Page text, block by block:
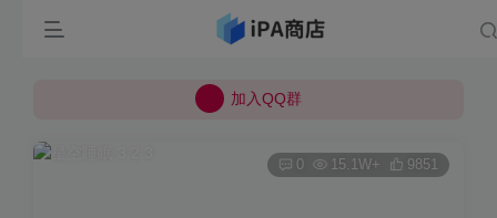
所有上传的应用 均已通过 严格的安全检测
加入QQ群
0 15.1W+ 9851